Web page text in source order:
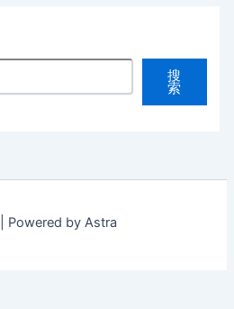
搜
索
Powered by Astra